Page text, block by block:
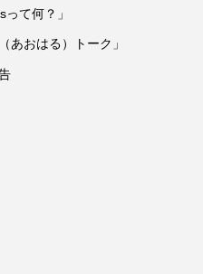
て何？」
あおはる）トーク」